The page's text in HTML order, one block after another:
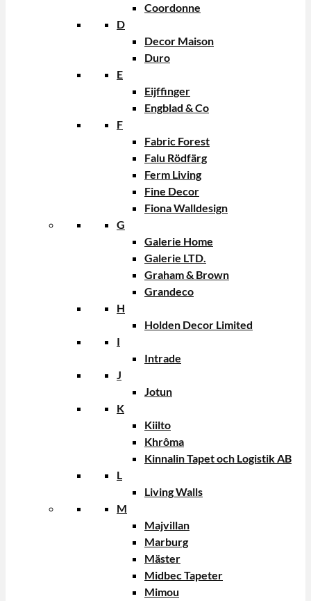
Coordonne
D
Decor Maison
Duro
E
Eijffinger
Engblad & Co
F
Fabric Forest
Falu Rödfärg
Ferm Living
Fine Decor
Fiona Walldesign
G
Galerie Home
Galerie LTD.
Graham & Brown
Grandeco
H
Holden Decor Limited
I
Intrade
J
Jotun
K
Kiilto
Khrôma
Kinnalin Tapet och Logistik AB
L
Living Walls
M
Majvillan
Marburg
Mäster
Midbec Tapeter
Mimou